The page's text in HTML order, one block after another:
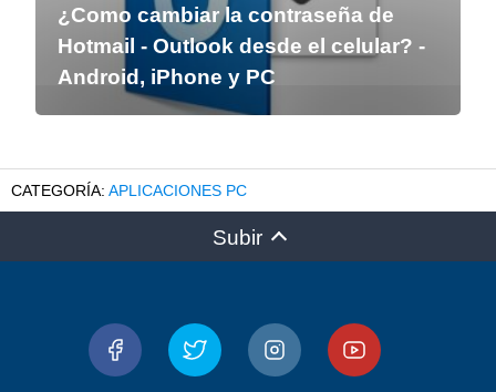
¿Como cambiar la contraseña de
Hotmail - Outlook desde el celular? -
Android, iPhone y PC
APLICACIONES PC
Subir